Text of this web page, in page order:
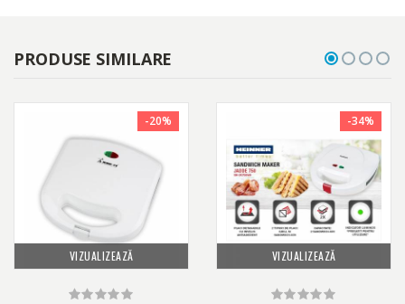
PRODUSE SIMILARE
VIZUALIZEAZĂ
-20%
VIZUALIZEAZĂ
-34%